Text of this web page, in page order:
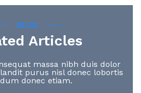
BLOG
Articles
massa nibh duis dolor
purus nisl donec lobortis
donec etiam.